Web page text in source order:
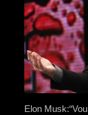
Elon